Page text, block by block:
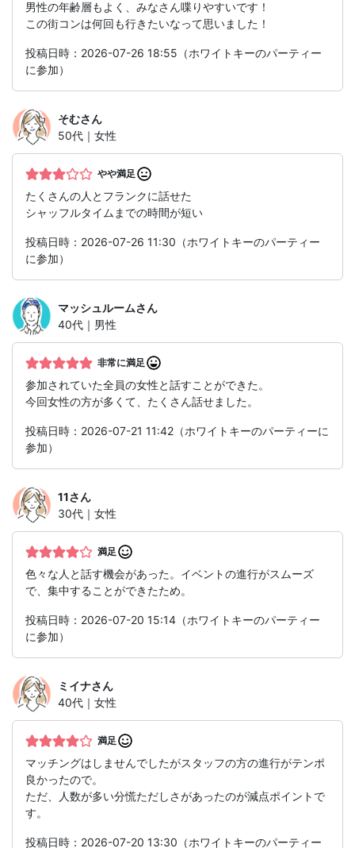
男性の年齢層もよく、みなさん喋りやすいです！
この街コンは何回も行きたいなって思いました！
投稿日時：2026-07-26 18:55（ホワイトキーのパーティー
に参加）
そむさん
50代｜女性
やや満足
たくさんの人とフランクに話せた
シャッフルタイムまでの時間が短い
投稿日時：2026-07-26 11:30（ホワイトキーのパーティー
に参加）
マッシュルームさん
40代｜男性
非常に満足
参加されていた全員の女性と話すことができた。
今回女性の方が多くて、たくさん話せました。
投稿日時：2026-07-21 11:42（ホワイトキーのパーティーに
参加）
11さん
30代｜女性
満足
色々な人と話す機会があった。イベントの進行がスムーズ
で、集中することができたため。
投稿日時：2026-07-20 15:14（ホワイトキーのパーティー
に参加）
ミイナさん
40代｜女性
満足
マッチングはしませんでしたがスタッフの方の進行がテンポ
良かったので。
ただ、人数が多い分慌ただしさがあったのが減点ポイントで
す。
投稿日時：2026-07-20 13:30（ホワイトキーのパーティー